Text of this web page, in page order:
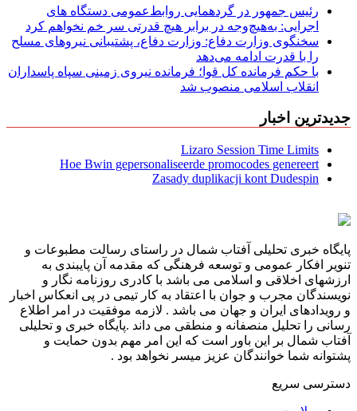
رئیس جمهور در گردهمایی روابط‌عمومی دستگاه های
اجرایی: به‌هیچ‌وجه در برابر هیچ قدرتی سر خم نخواهم کرد
سخنگوی وزارت دفاع: وزارت دفاع، پشتیبانی نیرو‌های مسلح
را با قدرت ادامه می‌دهد
با حکم فرمانده کل قوا؛ فرمانده نیروی زمینی سپاه پاسداران
انقلاب اسلامی منصوب شد
جدیدترین اخبار
Lizaro Session Time Limits
Hoe Bwin gepersonaliseerde promocodes genereert
Zasady duplikacji kont Dudespin
پایگاه خبری تحلیلی آفتاب شمال در راستای رسالت مطبوعات و
تنویر افکار عمومی و توسعه فرهنگی که مقدمه آن پایبندی به
ارزشهای اخلاقی و اسلامی می باشد با کادری روزنامه نگار و
نویسندگان مجرب و جوان با اعتقاد به کار تیمی در پی انعکاس اخبار
و رویدادهای ایران و جهان می باشد . لازمه موفقیت در امر اطلاع
رسانی را تحلیل منصفانه و منطقی می داند .پایگاه خبری و تحلیلی
آفتاب شمال بر این باور است که این امر مهم بدون حمایت و
پشتوانه شما خوانندگان عزیز میسر نخواهد بود .
دسترسی سریع